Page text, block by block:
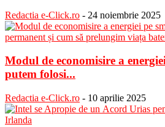
Redactia e-Click.ro - 24 noiembrie 2025
Modul de economisire a
putem folosi...
Redactia e-Click.ro - 10 aprilie 2025